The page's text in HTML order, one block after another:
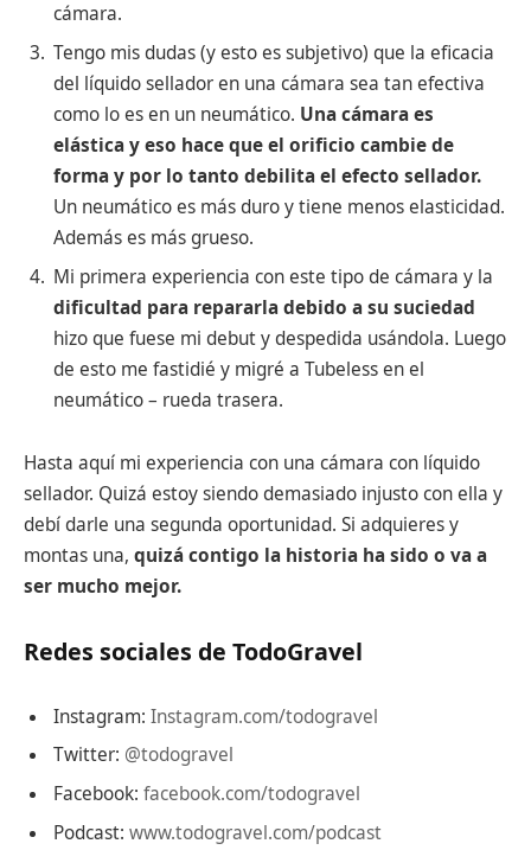
cámara.
Tengo mis dudas (y esto es subjetivo) que la eficacia
del líquido sellador en una cámara sea tan efectiva
como lo es en un neumático. Una cámara es
elástica y eso hace que el orificio cambie de
forma y por lo tanto debilita el efecto sellador.
Un neumático es más duro y tiene menos elasticidad.
Además es más grueso.
Mi primera experiencia con este tipo de cámara y la
dificultad para repararla debido a su suciedad
hizo que fuese mi debut y despedida usándola. Luego
de esto me fastidié y migré a Tubeless en el
neumático – rueda trasera.
Hasta aquí mi experiencia con una cámara con líquido
sellador. Quizá estoy siendo demasiado injusto con ella y
debí darle una segunda oportunidad. Si adquieres y
montas una, quizá contigo la historia ha sido o va a
ser mucho mejor.
Redes sociales de TodoGravel
Instagram: Instagram.com/todogravel
Twitter: @todogravel
Facebook: facebook.com/todogravel
Podcast: www.todogravel.com/podcast